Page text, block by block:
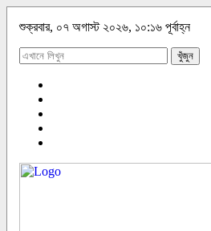
শুক্রবার, ০৭ অগাস্ট ২০২৬, ১০:১৬ পূর্বাহ্ন
খুঁজুন